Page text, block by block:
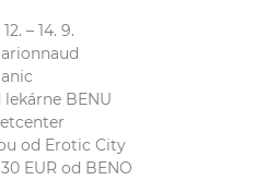
– 14. 9.
BENU
od Erotic City
EUR od BENO